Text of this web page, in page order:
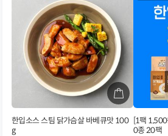
한입소스 스팀 닭가슴살 바베큐맛 100
g
[1팩
0종 20팩